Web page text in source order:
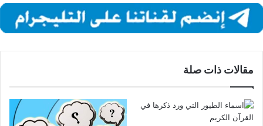
مقالات ذات صلة